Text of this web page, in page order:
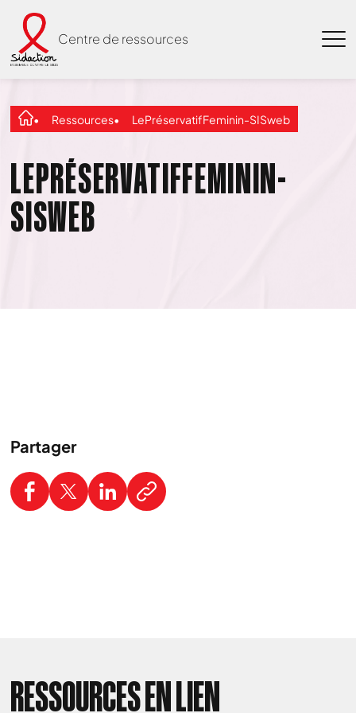
Centre de ressources
Ressources LePréservatifFeminin-SISweb
LEPRÉSERVATIFFEMININ-
SISWEB
Partager
RESSOURCES EN LIEN